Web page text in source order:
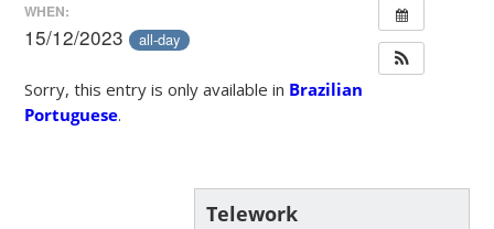
WHEN:
15/12/2023 all-day
Sorry, this entry is only available in Brazilian
Portuguese.
Telework